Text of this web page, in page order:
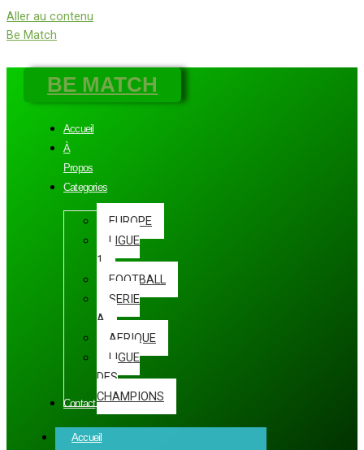
Aller au contenu
Be Match
BE MATCH
Accueil
À
Propos
Categories
EUROPE
LIGUE
1
FOOTBALL
SERIE
A
AFRIQUE
LIGUE
DES
CHAMPIONS
Contact
Accueil